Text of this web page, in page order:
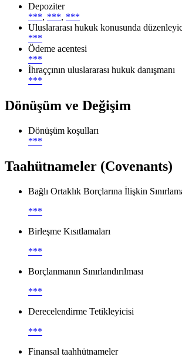
Depoziter
***, ***, ***
Uluslararası hukuk konusunda
***
Ödeme acentesi
***
İhraççının uluslararası hukuk danışmanı
***
Dönüşüm ve Değişim
Dönüşüm koşulları
***
Taahütnameler (Covenants)
Bağlı Ortaklık Borçlarına İlişkin
***
Birleşme Kısıtlamaları
***
Borçlanmanın Sınırlandırılması
***
Derecelendirme Tetikleyicisi
***
Finansal taahhütnameler